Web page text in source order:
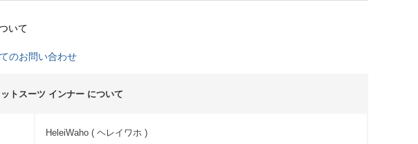
いて
のお問い合わせ
トスーツ インナー について
HeleiWaho ( ヘレイワホ )